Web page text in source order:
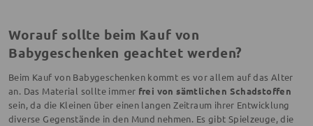
Worauf sollte beim Kauf von
Babygeschenken geachtet werden?
Beim Kauf von Babygeschenken kommt es vor allem auf das Alter
an. Das Material sollte immer frei von sämtlichen Schadstoffen
sein, da die Kleinen über einen langen Zeitraum ihrer Entwicklung
diverse Gegenstände in den Mund nehmen. Es gibt Spielzeuge, die